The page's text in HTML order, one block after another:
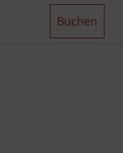
Buchen